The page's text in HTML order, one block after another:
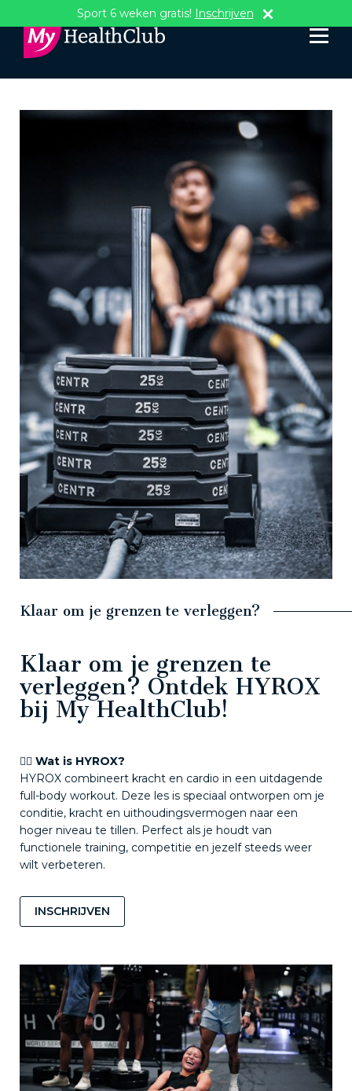
Sport 6 weken gratis! Inschrijven
Klaar om je grenzen te verleggen?
Klaar om je grenzen te
verleggen? Ontdek HYROX
bij My HealthClub!
🏋️‍♂️ Wat is HYROX?
HYROX combineert kracht en cardio in een uitdagende
full-body workout. Deze les is speciaal ontworpen om je
conditie, kracht en uithoudingsvermogen naar een
hoger niveau te tillen. Perfect als je houdt van
functionele training, competitie en jezelf steeds weer
wilt verbeteren.
INSCHRIJVEN